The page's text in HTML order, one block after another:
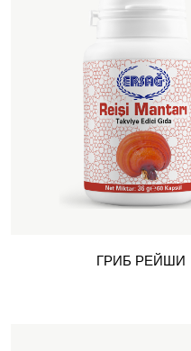
ГРИБ РЕЙШИ